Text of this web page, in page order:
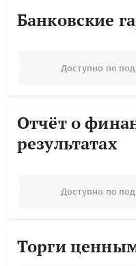
Банковские
Доступно по
Отчёт о
результатах
Доступно по
Торги